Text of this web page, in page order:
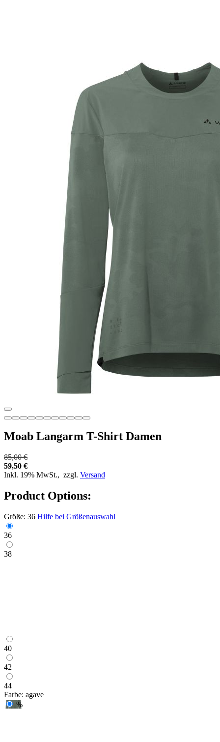
Moab Langarm T-Shirt Damen
85,00 €
59,50 €
Inkl. 19% MwSt., zzgl. Versand
Product Options:
Größe: 36 Hilfe bei Größenauswahl
36
38
40
42
44
Farbe: agave
%